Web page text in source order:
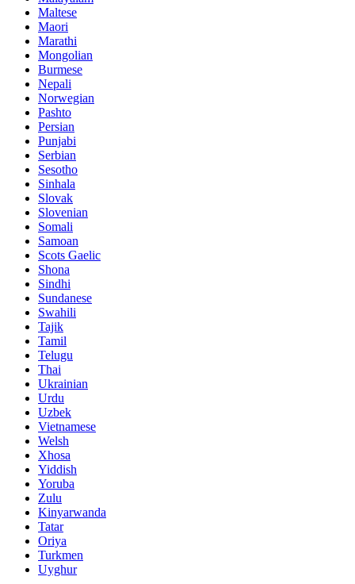
Maltese
Maori
Marathi
Mongolian
Burmese
Nepali
Norwegian
Pashto
Persian
Punjabi
Serbian
Sesotho
Sinhala
Slovak
Slovenian
Somali
Samoan
Scots Gaelic
Shona
Sindhi
Sundanese
Swahili
Tajik
Tamil
Telugu
Thai
Ukrainian
Urdu
Uzbek
Vietnamese
Welsh
Xhosa
Yiddish
Yoruba
Zulu
Kinyarwanda
Tatar
Oriya
Turkmen
Uyghur